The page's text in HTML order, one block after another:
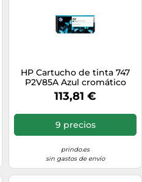
HP Cartucho de tinta 747
P2V85A Azul cromático
Original 300 ml
113,81 €
9 precios
prindo.es
sin gastos de envío